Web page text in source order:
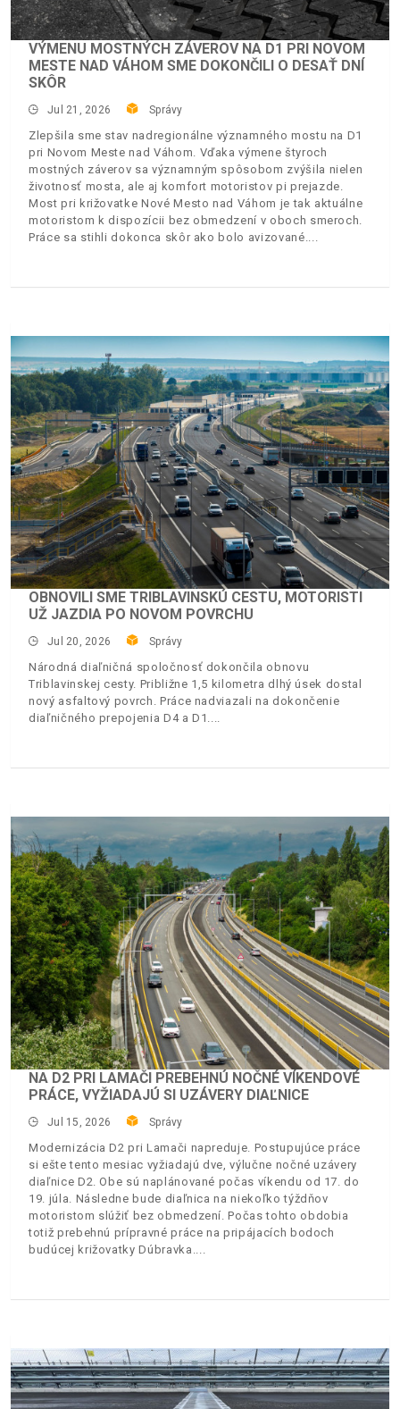
VÝMENU MOSTNÝCH ZÁVEROV NA D1 PRI NOVOM
MESTE NAD VÁHOM SME DOKONČILI O DESAŤ DNÍ
SKÔR
Jul 21, 2026 Správy
Zlepšila sme stav nadregionálne významného mostu na D1
pri Novom Meste nad Váhom. Vďaka výmene štyroch
mostných záverov sa významným spôsobom zvýšila nielen
životnosť mosta, ale aj komfort motoristov pi prejazde.
Most pri križovatke Nové Mesto nad Váhom je tak aktuálne
motoristom k dispozícii bez obmedzení v oboch smeroch.
Práce sa stihli dokonca skôr ako bolo avizované.
OBNOVILI SME TRIBLAVINSKÚ CESTU, MOTORISTI
UŽ JAZDIA PO NOVOM POVRCHU
Jul 20, 2026 Správy
Národná diaľničná spoločnosť dokončila obnovu
Triblavinskej cesty. Približne 1,5 kilometra dlhý úsek dostal
nový asfaltový povrch. Práce nadviazali na dokončenie
diaľničného prepojenia D4 a D1.
NA D2 PRI LAMAČI PREBEHNÚ NOČNÉ VÍKENDOVÉ
PRÁCE, VYŽIADAJÚ SI UZÁVERY DIAĽNICE
Jul 15, 2026 Správy
Modernizácia D2 pri Lamači napreduje. Postupujúce práce
si ešte tento mesiac vyžiadajú dve, výlučne nočné uzávery
diaľnice D2. Obe sú naplánované počas víkendu od 17. do
19. júla. Následne bude diaľnica na niekoľko týždňov
motoristom slúžiť bez obmedzení. Počas tohto obdobia
totiž prebehnú prípravné práce na pripájacích bodoch
budúcej križovatky Dúbravka.